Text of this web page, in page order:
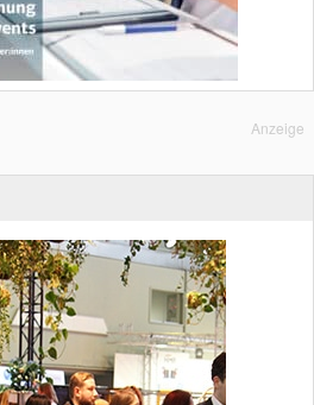
Anzeige